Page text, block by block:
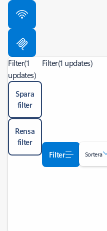
Filter(1
updates)
Spara
filter
Rensa
filter
Filter(1 updates)
Filter Sortera